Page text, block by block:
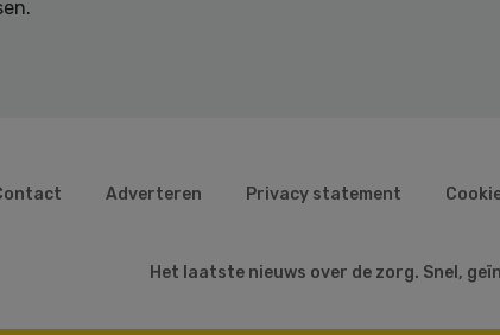
Adverteren Privacy statement
Het laatste nieuws over de zorg. Snel,